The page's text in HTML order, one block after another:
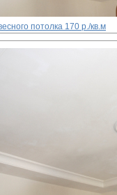
потолка 170 р./кв.м